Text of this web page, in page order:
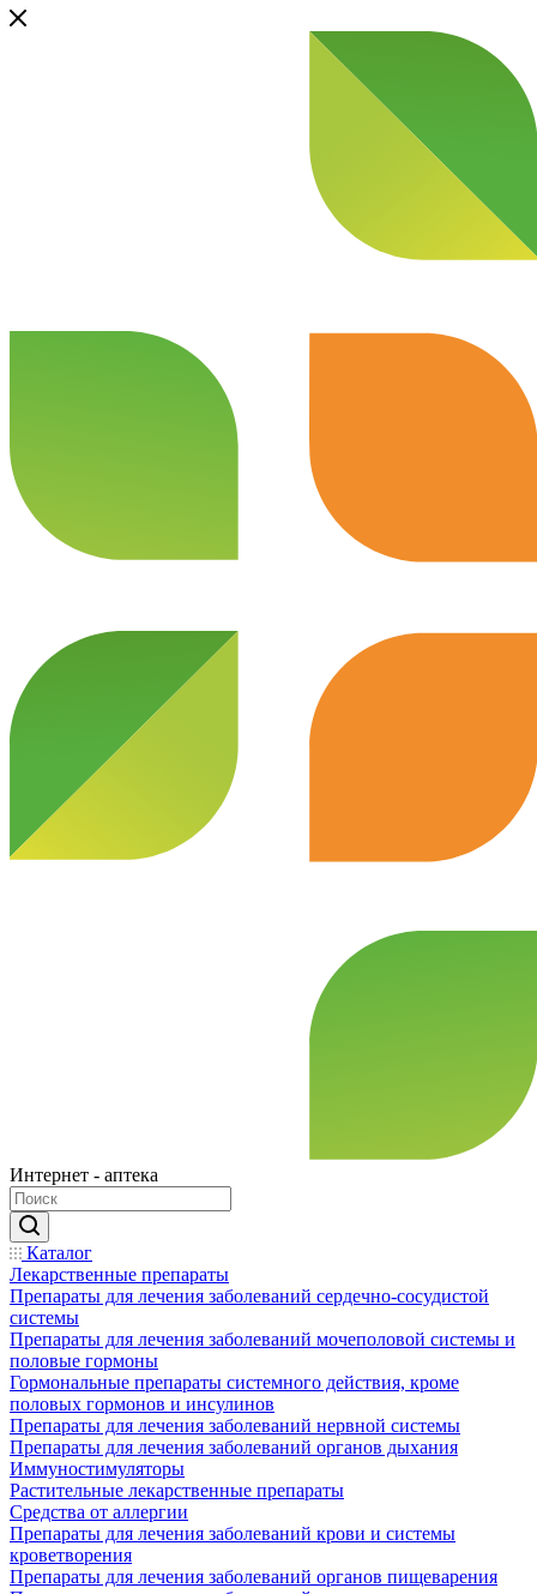
Интернет - аптека
Каталог
Лекарственные препараты
Препараты для лечения заболеваний сердечно-сосудистой
системы
Препараты для лечения заболеваний мочеполовой системы и
половые гормоны
Гормональные препараты системного действия, кроме
половых гормонов и инсулинов
Препараты для лечения заболеваний нервной системы
Препараты для лечения заболеваний органов дыхания
Иммуностимуляторы
Растительные лекарственные препараты
Средства от аллергии
Препараты для лечения заболеваний крови и системы
кроветворения
Препараты для лечения заболеваний органов пищеварения